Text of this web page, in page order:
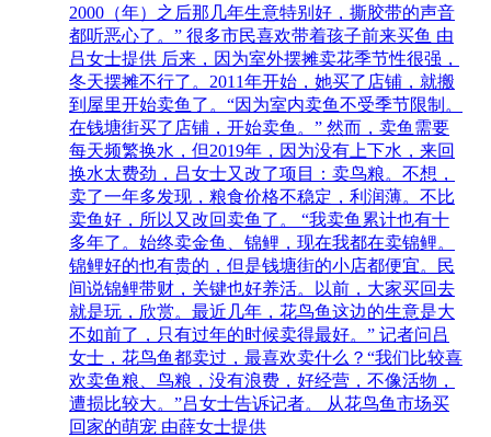
2000（年）之后那几年生意特别好，撕胶带的声音
都听恶心了。” 很多市民喜欢带着孩子前来买鱼 由
吕女士提供 后来，因为室外摆摊卖花季节性很强，
冬天摆摊不行了。2011年开始，她买了店铺，就搬
到屋里开始卖鱼了。“因为室内卖鱼不受季节限制。
在钱塘街买了店铺，开始卖鱼。” 然而，卖鱼需要
每天频繁换水，但2019年，因为没有上下水，来回
换水太费劲，吕女士又改了项目：卖鸟粮。不想，
卖了一年多发现，粮食价格不稳定，利润薄。不比
卖鱼好，所以又改回卖鱼了。 “我卖鱼累计也有十
多年了。始终卖金鱼、锦鲤，现在我都在卖锦鲤。
锦鲤好的也有贵的，但是钱塘街的小店都便宜。民
间说锦鲤带财，关键也好养活。以前，大家买回去
就是玩，欣赏。最近几年，花鸟鱼这边的生意是大
不如前了，只有过年的时候卖得最好。” 记者问吕
女士，花鸟鱼都卖过，最喜欢卖什么？“我们比较喜
欢卖鱼粮、鸟粮，没有浪费，好经营，不像活物，
遭损比较大。”吕女士告诉记者。 从花鸟鱼市场买
回家的萌宠 由薛女士提供